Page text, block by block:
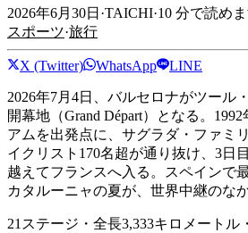
2026年6月30日 ·TAICHI·10 分で読め
スポーツ·旅行
X (Twitter) WhatsApp LINE
2026年7月4日、バルセロナがツール
開幕地（Grand Départ）となる。
アムを出発点に、サグラダ・ファミ
イクリスト170名超が通り抜け、3日
越えてフランスへ入る。スペインで
カタルーニャの夏が、世界中継のな
21ステージ・全長3,333キロメートル